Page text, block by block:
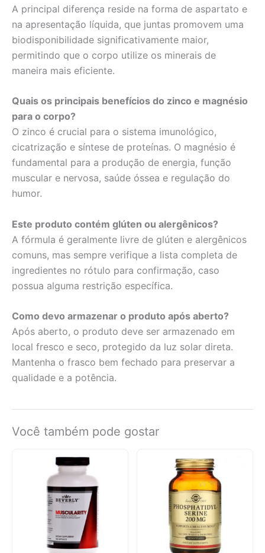
A principal diferença reside na forma de aspartato e
na apresentação líquida, que juntas promovem uma
biodisponibilidade significativamente maior,
permitindo que o corpo utilize os minerais de
maneira mais eficiente.
Quais os principais benefícios do zinco e magnésio
para o corpo?
O zinco é crucial para o sistema imunológico,
cicatrização e síntese de proteínas. O magnésio é
fundamental para a produção de energia, função
muscular e nervosa, saúde óssea e regulação do
humor.
Este produto contém glúten ou alergênicos?
A fórmula é geralmente livre de glúten e alergênicos
comuns, mas sempre verifique a lista completa de
ingredientes no rótulo para confirmação, caso
possua alguma restrição específica.
Como devo armazenar o produto após aberto?
Após aberto, o produto deve ser armazenado em
local fresco e seco, protegido da luz solar direta.
Mantenha o frasco bem fechado para preservar a
qualidade e a potência.
Você também pode gostar